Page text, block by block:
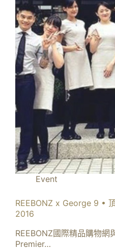
Event
REEBONZ x George 9 •
2016
REEBONZ國際精品購物網
Premier…